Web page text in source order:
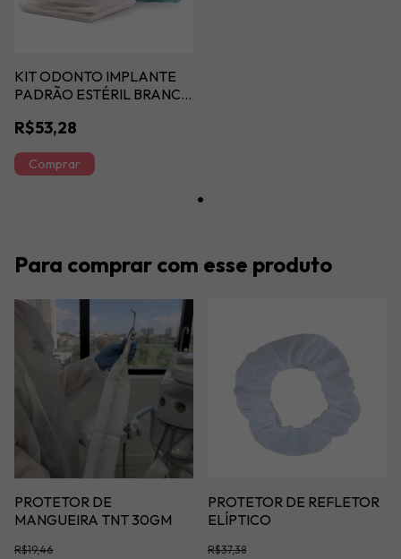
KIT ODONTO IMPLANTE
PADRÃO ESTÉRIL BRANCO
R$53,28
Para comprar com esse produto
PROTETOR DE
MANGUEIRA TNT 30GM
R$19,46
PROTETOR DE REFLETOR
ELÍPTICO
R$37,38